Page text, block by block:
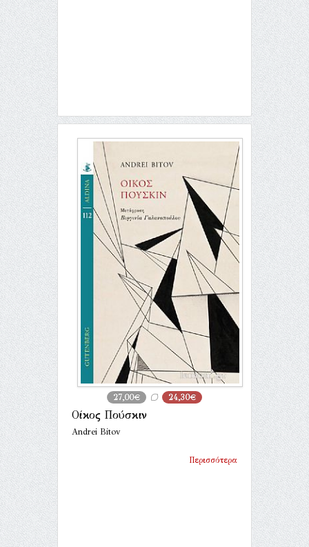
27,00€ 24,30€
Οίκος Πούσκιν
Andrei Bitov
Περισσότερα